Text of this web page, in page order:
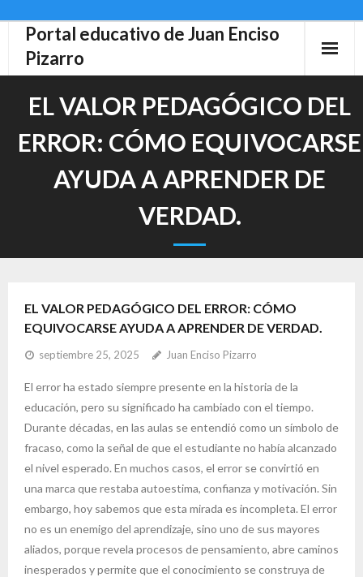
Portal educativo de Juan Enciso
Pizarro
EL VALOR PEDAGÓGICO DEL
ERROR: CÓMO EQUIVOCARSE
AYUDA A APRENDER DE
VERDAD.
EL VALOR PEDAGÓGICO DEL ERROR: CÓMO
EQUIVOCARSE AYUDA A APRENDER DE VERDAD.
septiembre 25, 2025 Juan Enciso Pizarro
El error ha estado siempre presente en la historia de la
educación, pero su significado ha cambiado con el tiempo.
Durante décadas, en las aulas se entendió como un símbolo de
fracaso, como la señal de que el estudiante no había alcanzado
el nivel esperado. En muchos casos, el error se convirtió en
una marca que restaba autoestima, confianza y motivación. Sin
embargo, hoy sabemos que esta mirada es incompleta. El error
no es un enemigo del aprendizaje, sino uno de sus mayores
aliados, porque revela procesos de pensamiento, abre caminos
inesperados y permite que el conocimiento se construya de